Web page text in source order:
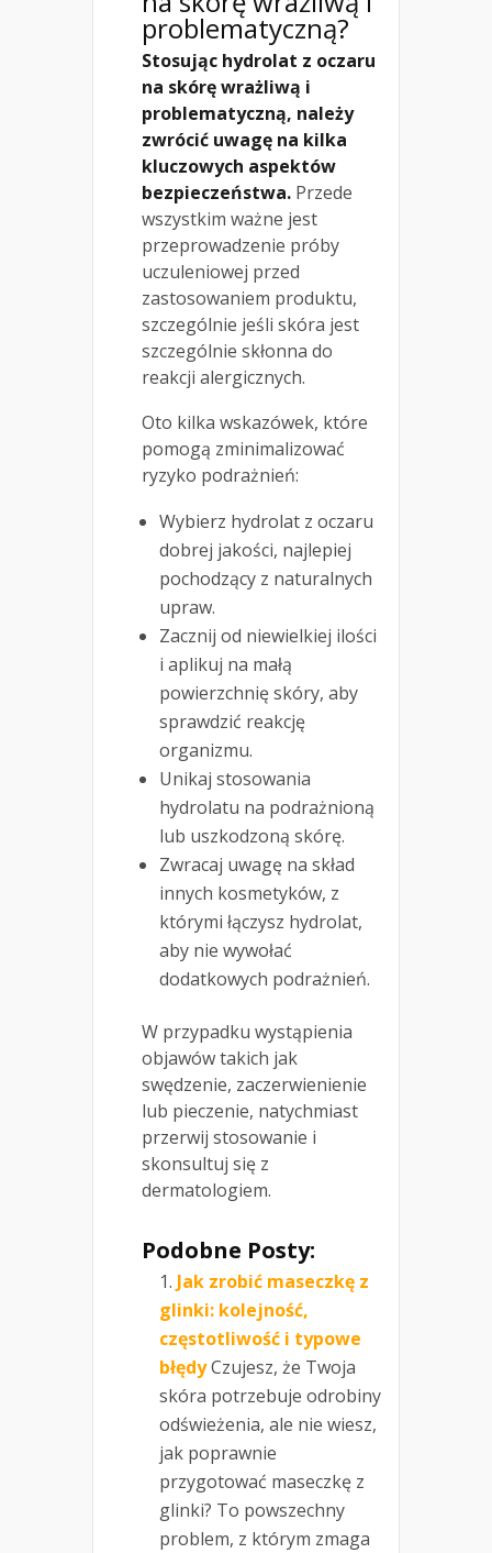
problematyczną?
Stosując hydrolat z oczaru
na skórę wrażliwą i
problematyczną, należy
zwrócić uwagę na kilka
kluczowych aspektów
bezpieczeństwa. Przede
wszystkim ważne jest
przeprowadzenie próby
uczuleniowej przed
zastosowaniem produktu,
szczególnie jeśli skóra jest
szczególnie skłonna do
reakcji alergicznych.
Oto kilka wskazówek, które
pomogą zminimalizować
ryzyko podrażnień:
Wybierz hydrolat z oczaru
dobrej jakości, najlepiej
pochodzący z naturalnych
upraw.
Zacznij od niewielkiej ilości
i aplikuj na małą
powierzchnię skóry, aby
sprawdzić reakcję
organizmu.
Unikaj stosowania
hydrolatu na podrażnioną
lub uszkodzoną skórę.
Zwracaj uwagę na skład
innych kosmetyków, z
którymi łączysz hydrolat,
aby nie wywołać
dodatkowych podrażnień.
W przypadku wystąpienia
objawów takich jak
swędzenie, zaczerwienienie
lub pieczenie, natychmiast
przerwij stosowanie i
skonsultuj się z
dermatologiem.
Podobne Posty:
Jak zrobić maseczkę z
glinki: kolejność,
częstotliwość i typowe
błędyCzujesz, że Twoja
skóra potrzebuje odrobiny
odświeżenia, ale nie wiesz,
jak poprawnie
przygotować maseczkę z
glinki? To powszechny
problem, z którym zmaga